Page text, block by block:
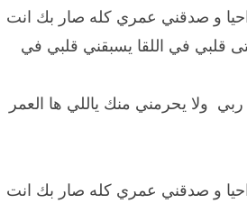
و صدقني عمري كله صار بك انت
في اللقا يسبقني قلبي في
ولا يحرمني منك ياللي ها العمر
و صدقني عمري كله صار بك انت